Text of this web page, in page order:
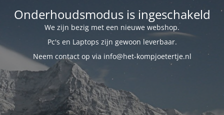
Onderhoudsmodus is ingeschakeld
We zijn bezig met een nieuwe webshop.
Pc's en Laptops zijn gewoon leverbaar.
Neem contact op via info@het-kompjoetertje.nl